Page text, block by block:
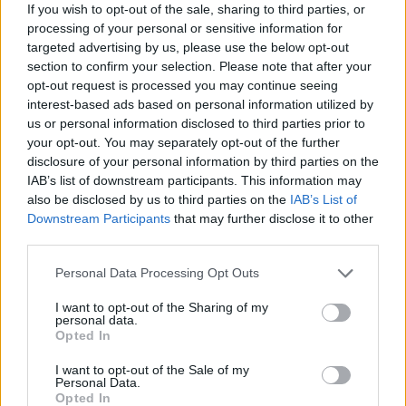
If you wish to opt-out of the sale, sharing to third parties, or
processing of your personal or sensitive information for
targeted advertising by us, please use the below opt-out
section to confirm your selection. Please note that after your
opt-out request is processed you may continue seeing
interest-based ads based on personal information utilized by
us or personal information disclosed to third parties prior to
your opt-out. You may separately opt-out of the further
disclosure of your personal information by third parties on the
IAB’s list of downstream participants. This information may
also be disclosed by us to third parties on the IAB’s List of
Downstream Participants that may further disclose it to other
Please note that this website/app uses one or more Google
not limited to your visit or usage behaviour. You may click to
grant or deny consent to Google and its third-party tags to
use your data for below specified purposes in below Google
consent section.
Personal Data Processing Opt Outs
I want to opt-out of the Sharing of my
personal data.
Opted In
I want to opt-out of the Sale of my
Personal Data.
Opted In
Történelmi táj, amelynek minden köve
mesél – megújul a tatai Angolkert
AJÁNLJUK MÉG